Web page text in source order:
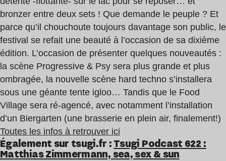
bronzer entre deux sets ! Que demande le peuple ? Et
parce qu’il chouchoute toujours davantage son public, le
festival se refait une beauté à l’occasion de sa dixième
édition. L’occasion de présenter quelques nouveautés :
la scène Progressive & Psy sera plus grande et plus
ombragée, la nouvelle scène hard techno s’installera
sous une géante tente igloo… Tandis que le Food
Village sera ré-agencé, avec notamment l’installation
d’un Biergarten (une brasserie en plein air, finalement!)
Toutes les infos à retrouver ici
Également sur tsugi.fr :Tsugi Podcast 622 :
Matthias Zimmermann, sea, sex & sun